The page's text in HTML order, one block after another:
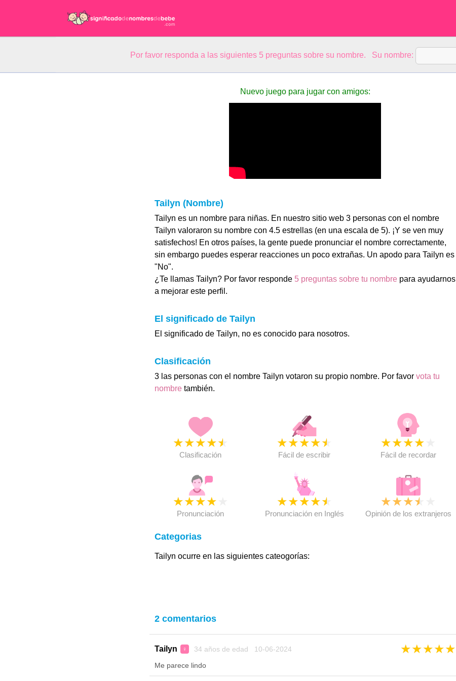
Por favor responda a las siguientes 5 preguntas sobre su nombre. Su nombre:
Nuevo juego para jugar con amigos:
Tailyn (Nombre)
Tailyn es un nombre para niñas. En nuestro sitio web 3 personas con el nombre
Tailyn valoraron su nombre con 4.5 estrellas (en una escala de 5). ¡Y se ven muy
satisfechos! En otros países, la gente puede pronunciar el nombre correctamente,
sin embargo puedes esperar reacciones un poco extrañas. Un apodo para Tailyn es
"No".
¿Te llamas Tailyn? Por favor responde 5 preguntas sobre tu nombre para ayudarnos
a mejorar este perfil.
El significado de Tailyn
El significado de Tailyn, no es conocido para nosotros.
Clasificación
3 las personas con el nombre Tailyn votaron su propio nombre. Por favor vota tu
nombretambién.
★★★★★
Clasificación
★★★★★
Fácil de escribir
★★★★
Fácil de recordar
★★★★
Pronunciación
★★★★★
Pronunciación en Inglés
★★★★
Opinión de los extranjeros
Categorias
Tailyn ocurre en las siguientes cateogorías:
2 comentarios
Tailyn ♀ 34 años de edad 10-06-2024 ★★★★★
Me parece lindo